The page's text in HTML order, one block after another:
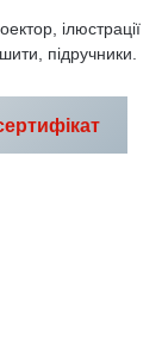
ілюстрації
підручники.